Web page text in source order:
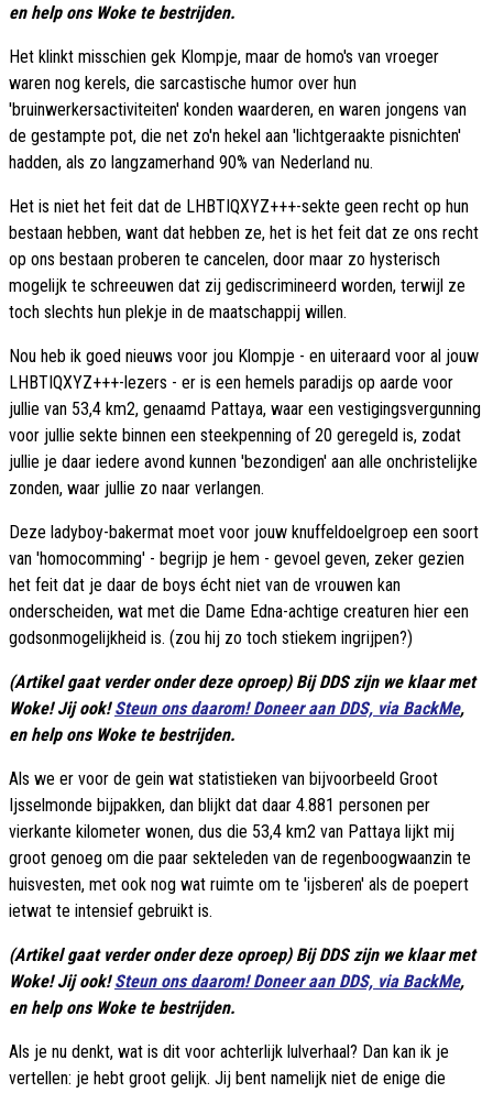
en help ons Woke te bestrijden.
Het klinkt misschien gek Klompje, maar de homo's van vroeger
waren nog kerels, die sarcastische humor over hun
'bruinwerkersactiviteiten' konden waarderen, en waren jongens van
de gestampte pot, die net zo'n hekel aan 'lichtgeraakte pisnichten'
hadden, als zo langzamerhand 90% van Nederland nu.
Het is niet het feit dat de LHBTIQXYZ+++-sekte geen recht op hun
bestaan hebben, want dat hebben ze, het is het feit dat ze ons recht
op ons bestaan proberen te cancelen, door maar zo hysterisch
mogelijk te schreeuwen dat zij gediscrimineerd worden, terwijl ze
toch slechts hun plekje in de maatschappij willen.
Nou heb ik goed nieuws voor jou Klompje - en uiteraard voor al jouw
LHBTIQXYZ+++-lezers - er is een hemels paradijs op aarde voor
jullie van 53,4 km2, genaamd Pattaya, waar een vestigingsvergunning
voor jullie sekte binnen een steekpenning of 20 geregeld is, zodat
jullie je daar iedere avond kunnen 'bezondigen' aan alle onchristelijke
zonden, waar jullie zo naar verlangen.
Deze ladyboy-bakermat moet voor jouw knuffeldoelgroep een soort
van 'homocomming' - begrijp je hem - gevoel geven, zeker gezien
het feit dat je daar de boys écht niet van de vrouwen kan
onderscheiden, wat met die Dame Edna-achtige creaturen hier een
godsonmogelijkheid is. (zou hij zo toch stiekem ingrijpen?)
(Artikel gaat verder onder deze oproep) Bij DDS zijn we klaar met
Woke! Jij ook!Steun ons daarom! Doneer aan DDS, via BackMe,
en help ons Woke te bestrijden.
Als we er voor de gein wat statistieken van bijvoorbeeld Groot
Ijsselmonde bijpakken, dan blijkt dat daar 4.881 personen per
vierkante kilometer wonen, dus die 53,4 km2 van Pattaya lijkt mij
groot genoeg om die paar sekteleden van de regenboogwaanzin te
huisvesten, met ook nog wat ruimte om te 'ijsberen' als de poepert
ietwat te intensief gebruikt is.
(Artikel gaat verder onder deze oproep) Bij DDS zijn we klaar met
Woke! Jij ook!Steun ons daarom! Doneer aan DDS, via BackMe,
en help ons Woke te bestrijden.
Als je nu denkt, wat is dit voor achterlijk lulverhaal? Dan kan ik je
vertellen: je hebt groot gelijk. Jij bent namelijk niet de enige die